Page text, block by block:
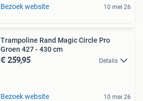
Bezoek website 10 mei 26
Trampoline Rand Magic Circle Pro
Groen 427 - 430 cm
€ 259,95 Details
Bezoek website 10 mei 26